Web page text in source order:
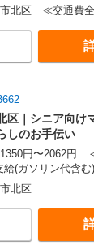
市北区 ≪交通費
区｜シニア向け
しのお手伝い
円〜2062円
給(ガソリン代含む
北区